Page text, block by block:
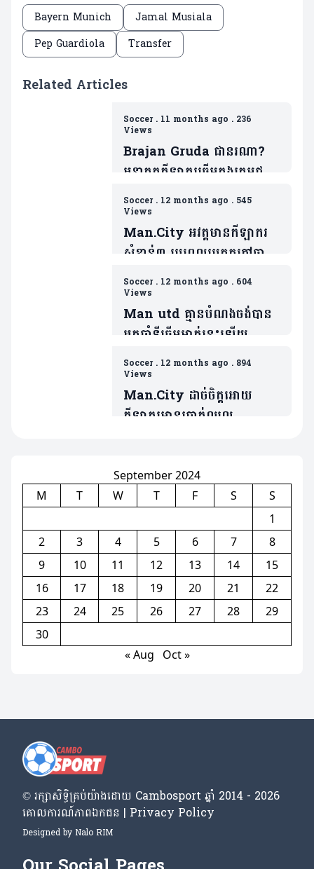
Bayern Munich
Jamal Musiala
Pep Guardiola
Transfer
Related Articles
Soccer. 11 months ago . 236
Views
Brajan Gruda ជានរណា?
អនាគតកីឡាករឆ្នើមក្នុងក្រុមជម្រើ
សជាតិអាឡឺម៉ង់(មាន២វីដេអូ)
Soccer. 12 months ago . 545
Views
Man.City អវត្តមានកីឡាករ
សំខាន់៣ រូបពេលប្រកួតកៅឆាយ
EPL ជាមួយម្ចាស់ផ្ទះ Wolver
Soccer. 12 months ago . 604
Views
Man utd គ្មានបំណងចង់បាន
អ្នកចាំទីឆ្នើមម្នាក់នេះឡើយ
ទោះបីជារូបគេទើបប្រកាសចែក
ផ្លូវជាមួយនឹងក្លឹបខ្លួនក៏ដោយ
Soccer. 12 months ago . 894
Views
Man.City ដាច់ចិត្តអោយ
កីឡាករមានប្រាក់ឈ្នួល
September 2024
M
T W T F S
S
1
2
3 4 5 6 7
8
9
10 11 12 13 14
15
16
17 18 19 20 21
22
23
24 25 26 27 28
29
30
« Aug
Oct »
© រក្សា​សិទ្ធិ​គ្រប់​យ៉ាង​ដោយ​ Cambosport ឆ្នាំ 2014 - 2026
គោលការណ៍​ភាព​ឯកជន | Privacy Policy
Designed by Nalo RIM